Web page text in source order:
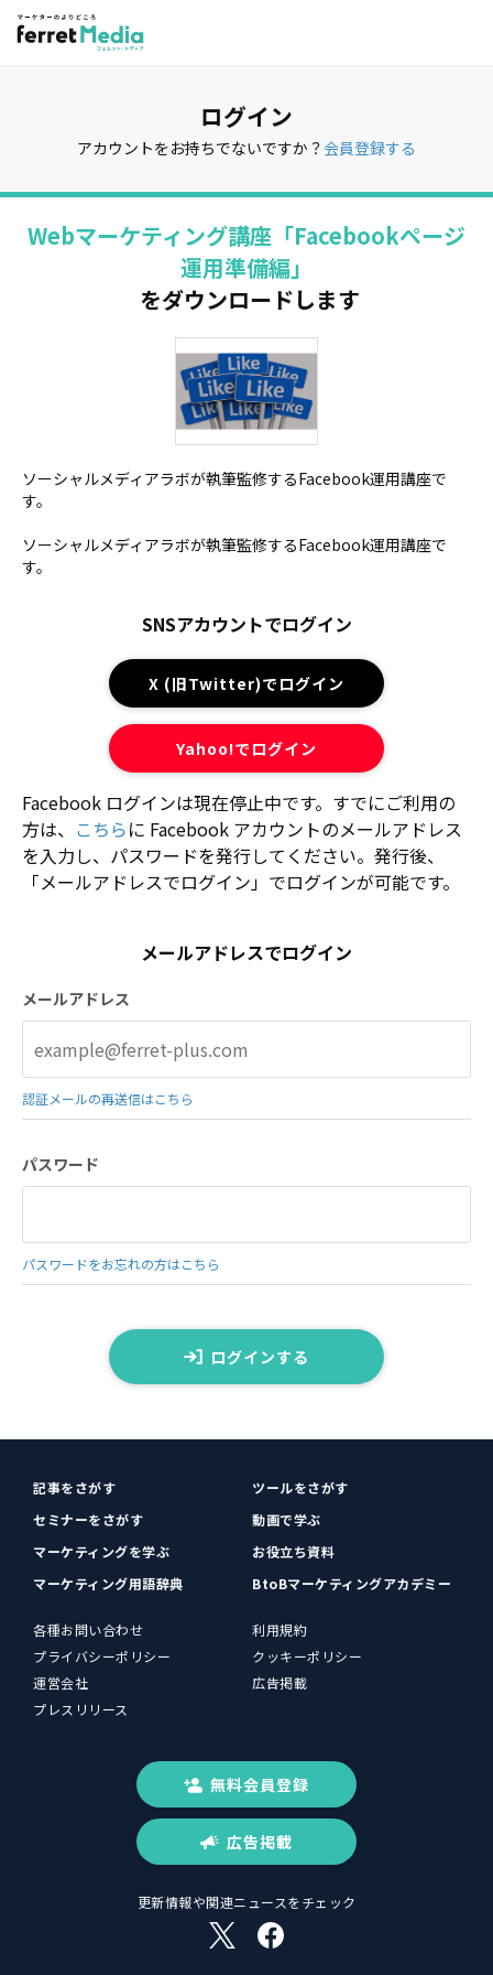
ログイン
アカウントをお持ちでないですか？ 会員登録する
Webマーケティング講座「Facebookページ
運用準備編」
をダウンロードします
ソーシャルメディアラボが執筆監修するFacebook運用講座で
す。
ソーシャルメディアラボが執筆監修するFacebook運用講座で
す。
SNSアカウントでログイン
X (旧Twitter)でログイン
Yahoo!でログイン
Facebook ログインは現在停止中です。すでにご利用の
方は、 こちらに Facebook アカウントのメールアドレス
を入力し、パスワードを発行してください。発行後、
「メールアドレスでログイン」でログインが可能です。
メールアドレスでログイン
メールアドレス
認証メールの再送信はこちら
パスワード
パスワードをお忘れの方はこちら
ログインする
記事をさがす
ツールをさがす
セミナーをさがす
動画で学ぶ
マーケティングを学ぶ
お役立ち資料
マーケティング用語辞典
BtoBマーケティングアカデミー
各種お問い合わせ
利用規約
プライバシーポリシー
クッキーポリシー
運営会社
広告掲載
プレスリリース
無料会員登録
広告掲載
更新情報や関連ニュースをチェック